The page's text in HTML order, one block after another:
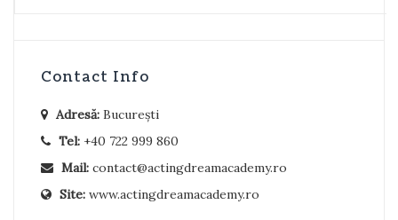
Contact Info
Adresă: București
Tel: +40 722 999 860
Mail: contact@actingdreamacademy.ro
Site: www.actingdreamacademy.ro